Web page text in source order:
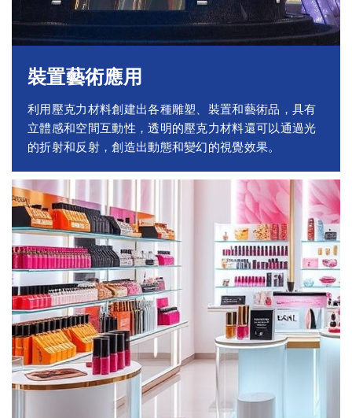
裝置藝術應用
利用壓克力材料創建出各種雕塑、裝置和藝術品，具有
立體感和空間互動性，透明的壓克力材料還可以通過光
的折射和反射，創造出動態和變幻的視覺效果。